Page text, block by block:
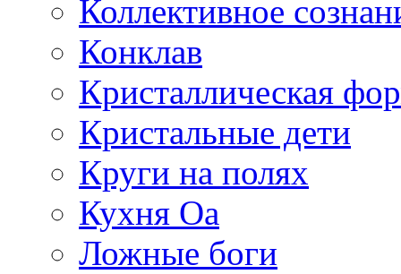
Коллективное
Конклав
Кристаллическая
Кристальные дети
Круги на полях
Кухня Оа
Ложные боги